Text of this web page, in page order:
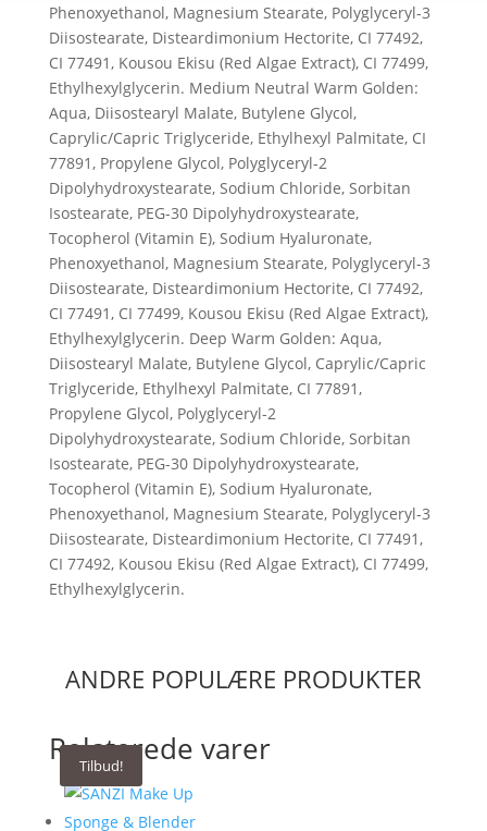
Phenoxyethanol, Magnesium Stearate, Polyglyceryl-3
Diisostearate, Disteardimonium Hectorite, CI 77492,
CI 77491, Kousou Ekisu (Red Algae Extract), CI 77499,
Ethylhexylglycerin. Medium Neutral Warm Golden:
Aqua, Diisostearyl Malate, Butylene Glycol,
Caprylic/Capric Triglyceride, Ethylhexyl Palmitate, CI
77891, Propylene Glycol, Polyglyceryl-2
Dipolyhydroxystearate, Sodium Chloride, Sorbitan
Isostearate, PEG-30 Dipolyhydroxystearate,
Tocopherol (Vitamin E), Sodium Hyaluronate,
Phenoxyethanol, Magnesium Stearate, Polyglyceryl-3
Diisostearate, Disteardimonium Hectorite, CI 77492,
CI 77491, CI 77499, Kousou Ekisu (Red Algae Extract),
Ethylhexylglycerin. Deep Warm Golden: Aqua,
Diisostearyl Malate, Butylene Glycol, Caprylic/Capric
Triglyceride, Ethylhexyl Palmitate, CI 77891,
Propylene Glycol, Polyglyceryl-2
Dipolyhydroxystearate, Sodium Chloride, Sorbitan
Isostearate, PEG-30 Dipolyhydroxystearate,
Tocopherol (Vitamin E), Sodium Hyaluronate,
Phenoxyethanol, Magnesium Stearate, Polyglyceryl-3
Diisostearate, Disteardimonium Hectorite, CI 77491,
CI 77492, Kousou Ekisu (Red Algae Extract), CI 77499,
Ethylhexylglycerin.
ANDRE POPULÆRE PRODUKTER
Relaterede varer
Tilbud!